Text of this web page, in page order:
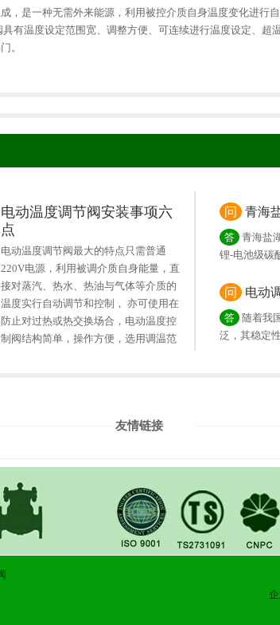
，是一种无需外来能源，利用被控介质自身温度变化进行
有温度设定范围宽、调整方便、可连续进行温度设定、
。
电动温度调节阀安装事项六
点
电动温度调节阀最大的特点只需普通
220V电源，利用被调介质自身能量，直
接对蒸汽、热水、热油与气体等介质的
温度实行自动调节和控制， 亦可使用在
防止对过热或热交换场合，电动温度控
制阀结构简单，操作方便，选用调温范
问 青海
答 青海盐
锂-电池级碳
问 电动
答 随着我
泛，其稳定
友情链接